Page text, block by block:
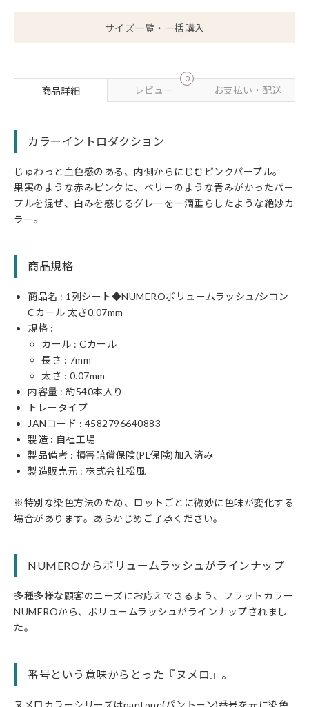
サイズ一覧・一括購入
商品詳細 レビュー
0
お支払い・配送
カラーイントロダクション
じゅわっと血色感のある、内側からにじむピンクパープル。
果実のような赤みピンクに、ベリーのような青みがかったパー
プルを混ぜ、白みを感じるグレーを一滴垂らしたような絶妙カ
ラー。
商品規格
商品名 : 1列シート◆NUMEROボリュームラッシュ/シコン
Cカール 太さ0.07mm
規格 :
カール : Cカール
長さ : 7mm
太さ : 0.07mm
内容量 : 約540本入り
トレータイプ
JANコード : 4582796640883
製造 : 自社工場
製品備考 : 損害賠償保険(PL保険)加入済み
製造販売元 : 株式会社松風
※特別な染色方法のため、ロットごとに微妙に色味が変化する
場合があります。あらかじめご了承ください。
NUMEROからボリュームラッシュがラインナップ
多種多様な顧客のニーズにお応えできるよう、フラットカラー
NUMEROから、ボリュームラッシュがラインナップされまし
た。
番号という意味からとった『ヌメロ』。
ヌメロカラーシリーズはpantone(パントーン)番号を元に染色